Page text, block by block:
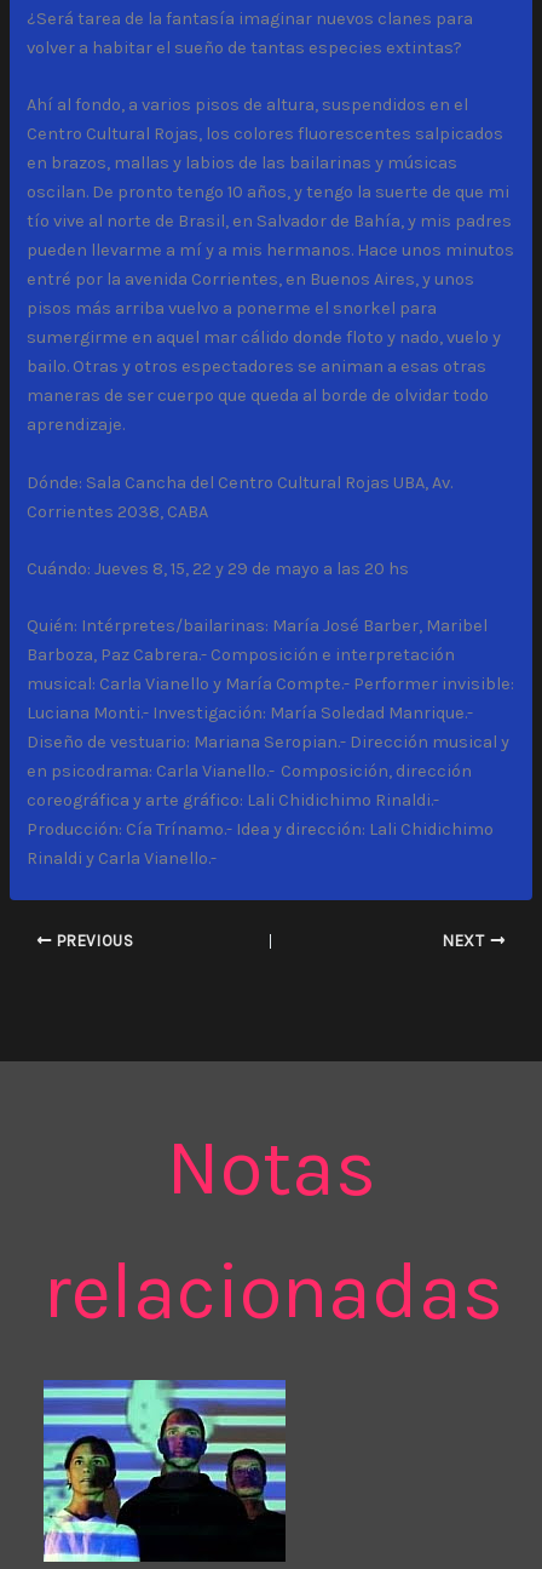
¿Será tarea de la fantasía imaginar nuevos clanes para
volver a habitar el sueño de tantas especies extintas?
Ahí al fondo, a varios pisos de altura, suspendidos en el
Centro Cultural Rojas, los colores fluorescentes salpicados
en brazos, mallas y labios de las bailarinas y músicas
oscilan. De pronto tengo 10 años, y tengo la suerte de que mi
tío vive al norte de Brasil, en Salvador de Bahía, y mis padres
pueden llevarme a mí y a mis hermanos. Hace unos minutos
entré por la avenida Corrientes, en Buenos Aires, y unos
pisos más arriba vuelvo a ponerme el snorkel para
sumergirme en aquel mar cálido donde floto y nado, vuelo y
bailo. Otras y otros espectadores se animan a esas otras
maneras de ser cuerpo que queda al borde de olvidar todo
aprendizaje.
Dónde: Sala Cancha del Centro Cultural Rojas UBA, Av.
Corrientes 2038, CABA
Cuándo: Jueves 8, 15, 22 y 29 de mayo a las 20 hs
Quién: Intérpretes/bailarinas: María José Barber, Maribel
Barboza, Paz Cabrera.- Composición e interpretación
musical: Carla Vianello y María Compte.- Performer invisible:
Luciana Monti.- Investigación: María Soledad Manrique.-
Diseño de vestuario: Mariana Seropian.- Dirección musical y
en psicodrama: Carla Vianello.- Composición, dirección
coreográfica y arte gráfico: Lali Chidichimo Rinaldi.-
Producción: Cía Trínamo.- Idea y dirección: Lali Chidichimo
Rinaldi y Carla Vianello.-
PREVIOUS NEXT
Notas
relacionadas